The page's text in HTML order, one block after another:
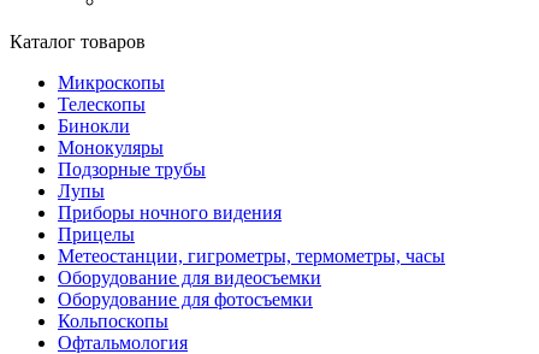
Каталог товаров
Микроскопы
Телескопы
Бинокли
Монокуляры
Подзорные трубы
Лупы
Приборы ночного видения
Прицелы
Метеостанции, гигрометры, термометры, часы
Оборудование для видеосъемки
Оборудование для фотосъемки
Кольпоскопы
Офтальмология